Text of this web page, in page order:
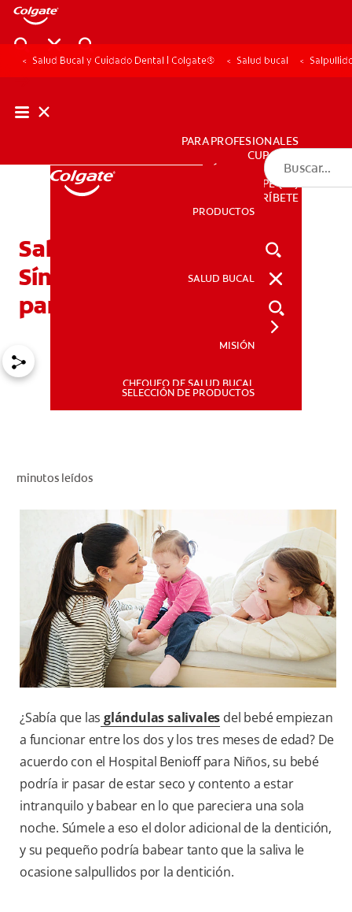
PRODUCTOS
PARA PROFESIONALES
CUPONES
DÓNDE COMPRAR
PE (ES)
SUSCRÍBETE
PARA PROFESIONALES
CUPONES
DÓNDE COMPRAR
PE (ES)
SUSCRÍBETE
PRODUCTOS
SALUD BUCAL
MISIÓN
CHEQUEO DE SALUD BUCAL
SELECCIÓN DE PRODUCTOS
Salud Bucal y Cuidado Dental | Colgate® Salud bucal
Salpullidos por dentición:
Síntomas y tratamiento
para su bebé
minutos leídos
¿Sabía que las glándulas salivales del bebé empiezan
a funcionar entre los dos y los tres meses de edad? De
acuerdo con el Hospital Benioff para Niños, su bebé
podría ir pasar de estar seco y contento a estar
intranquilo y babear en lo que pareciera una sola
noche. Súmele a eso el dolor adicional de la dentición,
y su pequeño podría babear tanto que la saliva le
ocasione salpullidos por la dentición.